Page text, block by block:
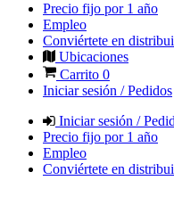
Precio fijo por 1 año
Empleo
Conviértete en
Ubicaciones
Carrito 0
Iniciar sesión / Pedidos
Iniciar sesión /
Precio fijo por 1 año
Empleo
Conviértete en